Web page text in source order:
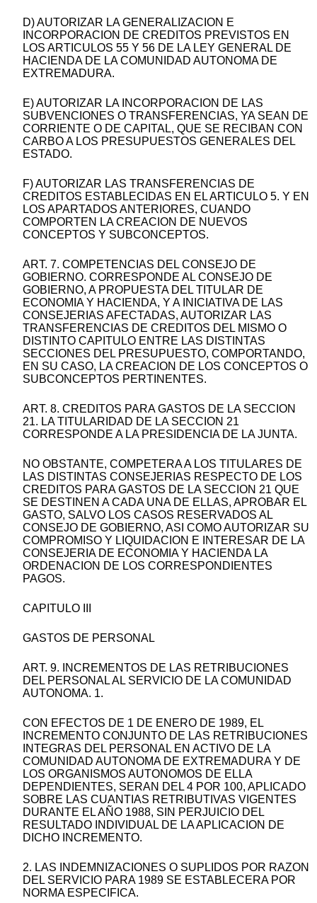
D) AUTORIZAR LA GENERALIZACION E
INCORPORACION DE CREDITOS PREVISTOS EN
LOS ARTICULOS 55 Y 56 DE LA LEY GENERAL DE
HACIENDA DE LA COMUNIDAD AUTONOMA DE
EXTREMADURA.
E) AUTORIZAR LA INCORPORACION DE LAS
SUBVENCIONES O TRANSFERENCIAS, YA SEAN DE
CORRIENTE O DE CAPITAL, QUE SE RECIBAN CON
CARBO A LOS PRESUPUESTOS GENERALES DEL
ESTADO.
F) AUTORIZAR LAS TRANSFERENCIAS DE
CREDITOS ESTABLECIDAS EN EL ARTICULO 5. Y EN
LOS APARTADOS ANTERIORES, CUANDO
COMPORTEN LA CREACION DE NUEVOS
CONCEPTOS Y SUBCONCEPTOS.
ART. 7. COMPETENCIAS DEL CONSEJO DE
GOBIERNO. CORRESPONDE AL CONSEJO DE
GOBIERNO, A PROPUESTA DEL TITULAR DE
ECONOMIA Y HACIENDA, Y A INICIATIVA DE LAS
CONSEJERIAS AFECTADAS, AUTORIZAR LAS
TRANSFERENCIAS DE CREDITOS DEL MISMO O
DISTINTO CAPITULO ENTRE LAS DISTINTAS
SECCIONES DEL PRESUPUESTO, COMPORTANDO,
EN SU CASO, LA CREACION DE LOS CONCEPTOS O
SUBCONCEPTOS PERTINENTES.
ART. 8. CREDITOS PARA GASTOS DE LA SECCION
21. LA TITULARIDAD DE LA SECCION 21
CORRESPONDE A LA PRESIDENCIA DE LA JUNTA.
NO OBSTANTE, COMPETERA A LOS TITULARES DE
LAS DISTINTAS CONSEJERIAS RESPECTO DE LOS
CREDITOS PARA GASTOS DE LA SECCION 21 QUE
SE DESTINEN A CADA UNA DE ELLAS, APROBAR EL
GASTO, SALVO LOS CASOS RESERVADOS AL
CONSEJO DE GOBIERNO, ASI COMO AUTORIZAR SU
COMPROMISO Y LIQUIDACION E INTERESAR DE LA
CONSEJERIA DE ECONOMIA Y HACIENDA LA
ORDENACION DE LOS CORRESPONDIENTES
PAGOS.
CAPITULO III
GASTOS DE PERSONAL
ART. 9. INCREMENTOS DE LAS RETRIBUCIONES
DEL PERSONAL AL SERVICIO DE LA COMUNIDAD
AUTONOMA. 1.
CON EFECTOS DE 1 DE ENERO DE 1989, EL
INCREMENTO CONJUNTO DE LAS RETRIBUCIONES
INTEGRAS DEL PERSONAL EN ACTIVO DE LA
COMUNIDAD AUTONOMA DE EXTREMADURA Y DE
LOS ORGANISMOS AUTONOMOS DE ELLA
DEPENDIENTES, SERAN DEL 4 POR 100, APLICADO
SOBRE LAS CUANTIAS RETRIBUTIVAS VIGENTES
DURANTE EL AÑO 1988, SIN PERJUICIO DEL
RESULTADO INDIVIDUAL DE LA APLICACION DE
DICHO INCREMENTO.
2. LAS INDEMNIZACIONES O SUPLIDOS POR RAZON
DEL SERVICIO PARA 1989 SE ESTABLECERA POR
NORMA ESPECIFICA.